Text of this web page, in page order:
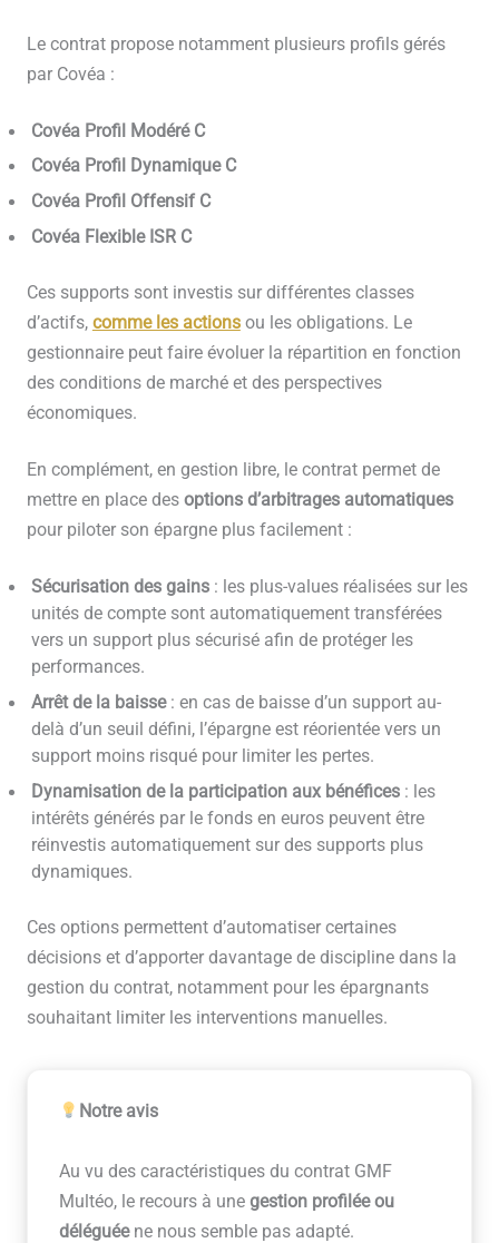
Le contrat propose notamment plusieurs profils gérés
par Covéa :
Covéa Profil Modéré C
Covéa Profil Dynamique C
Covéa Profil Offensif C
Covéa Flexible ISR C
Ces supports sont investis sur différentes classes
d’actifs, comme les actionsou les obligations. Le
gestionnaire peut faire évoluer la répartition en fonction
des conditions de marché et des perspectives
économiques.
En complément, en gestion libre, le contrat permet de
mettre en place des options d’arbitrages automatiques
pour piloter son épargne plus facilement :
Sécurisation des gains: les plus-values réalisées sur les
unités de compte sont automatiquement transférées
vers un support plus sécurisé afin de protéger les
performances.
Arrêt de la baisse: en cas de baisse d’un support au-
delà d’un seuil défini, l’épargne est réorientée vers un
support moins risqué pour limiter les pertes.
Dynamisation de la participation aux bénéfices: les
intérêts générés par le fonds en euros peuvent être
réinvestis automatiquement sur des supports plus
dynamiques.
Ces options permettent d’automatiser certaines
décisions et d’apporter davantage de discipline dans la
gestion du contrat, notamment pour les épargnants
souhaitant limiter les interventions manuelles.
Notre avis
Au vu des caractéristiques du contrat GMF
Multéo, le recours à une gestion profilée ou
déléguéene nous semble pas adapté.